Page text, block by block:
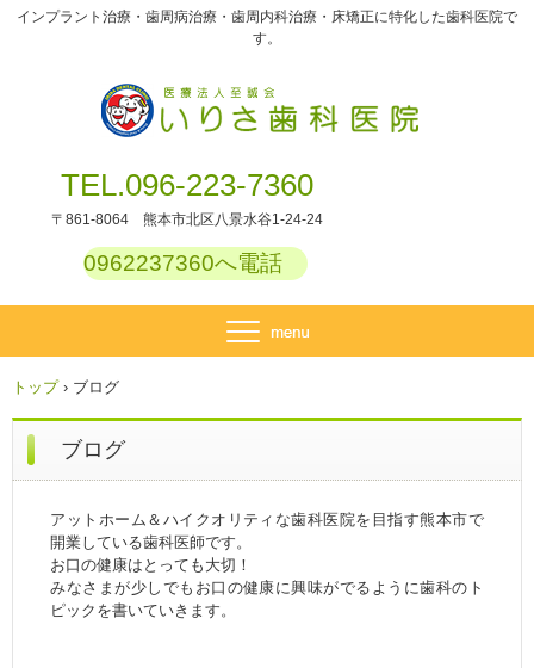
インプラント治療・歯周病治療・歯周内科治療・床矯正に特化した歯科医院で
す。
TEL.096-223-7360
〒861-8064 熊本市北区八景水谷1-24-24
0962237360へ電話
トップ › ブログ
ブログ
アットホーム＆ハイクオリティな歯科医院を目指す熊本市で
開業している歯科医師です。
お口の健康はとっても大切！
みなさまが少しでもお口の健康に興味がでるように歯科のト
ピックを書いていきます。